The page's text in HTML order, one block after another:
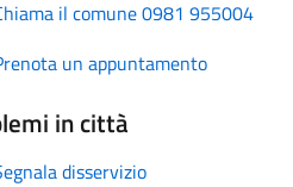
il comune 0981 955004
un appuntamento
in città
disservizio